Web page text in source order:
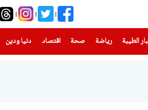
الطيبة(current) رياضة
(current) صحة(current) اقتصاد دنيا ودين
(current)